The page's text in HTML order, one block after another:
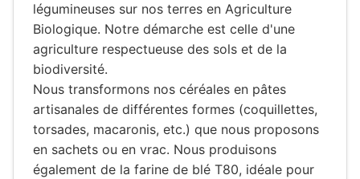
légumineuses sur nos terres en Agriculture
Biologique. Notre démarche est celle d'une
agriculture respectueuse des sols et de la
biodiversité.
Nous transformons nos céréales en pâtes
artisanales de différentes formes (coquillettes,
torsades, macaronis, etc.) que nous proposons
en sachets ou en vrac. Nous produisons
également de la farine de blé T80, idéale pour